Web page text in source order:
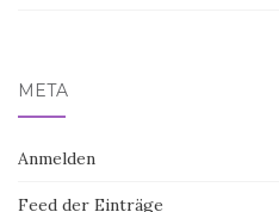
META
Anmelden
Feed der Einträge